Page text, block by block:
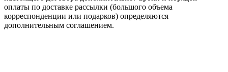
оплаты по доставке рассылки (большого объема
корреспонденции или подарков) определяются
дополнительным соглашением.